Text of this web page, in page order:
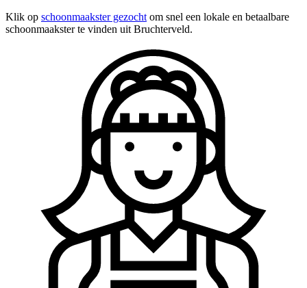
Klik op schoonmaakster gezocht om snel een lokale en betaalbare
schoonmaakster te vinden uit Bruchterveld.